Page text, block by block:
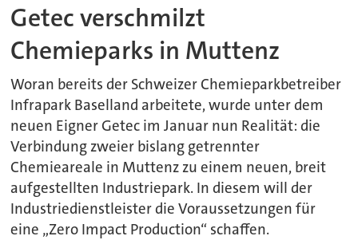
Getec verschmilzt
Chemieparks in Muttenz
Woran bereits der Schweizer Chemieparkbetreiber
Infrapark Baselland arbeitete, wurde unter dem
neuen Eigner Getec im Januar nun Realität: die
Verbindung zweier bislang getrennter
Chemieareale in Muttenz zu einem neuen, breit
aufgestellten Industriepark. In diesem will der
Industriedienstleister die Voraussetzungen für
eine „Zero Impact Production“ schaffen.